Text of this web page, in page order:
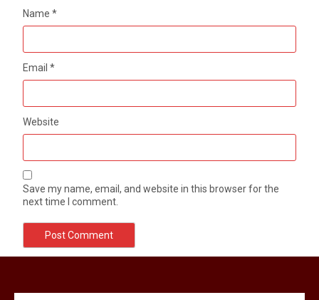
Name*
Email*
Website
Save my name, email, and website in this browser for the
next time I comment.
उठाकर खाते कुत्ते का वीडियो इंटरनेट पर जमकर